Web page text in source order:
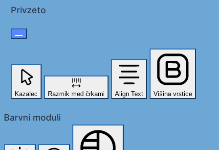
Privzeto
Kazalec Razmik med črkami Align Text Višina vrstice
Barvni moduli